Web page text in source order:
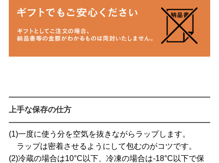
上手な保存の仕方
(1)一度に使う分を空気を抜きながらラップします。
ラップは密着させるようにして包むのがコツです。
(2)冷蔵の場合は10°C以下、冷凍の場合は-18°C以下で保